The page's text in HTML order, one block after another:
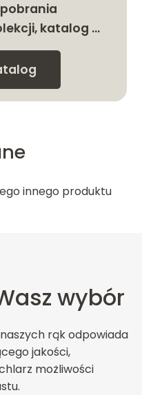
katalog …
innego produktu
wybór
rąk odpowiada
jakości,
możliwości